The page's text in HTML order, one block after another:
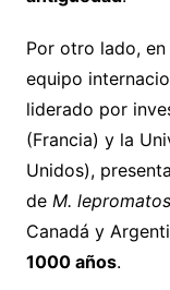
Por otro lado,
equipo
liderado por
(Francia) y la
Unidos),
de M.
Canadá y
1000 años.